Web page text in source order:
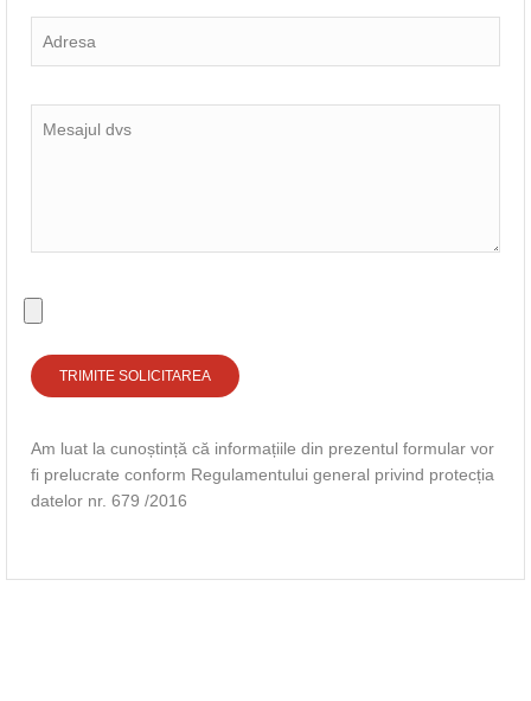
Am luat la cunoștință că informațiile din prezentul formular vor
fi prelucrate conform Regulamentului general privind protecția
datelor nr. 679 /2016